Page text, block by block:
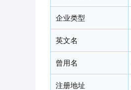
企业类型
英文名
曾用名
注册地址